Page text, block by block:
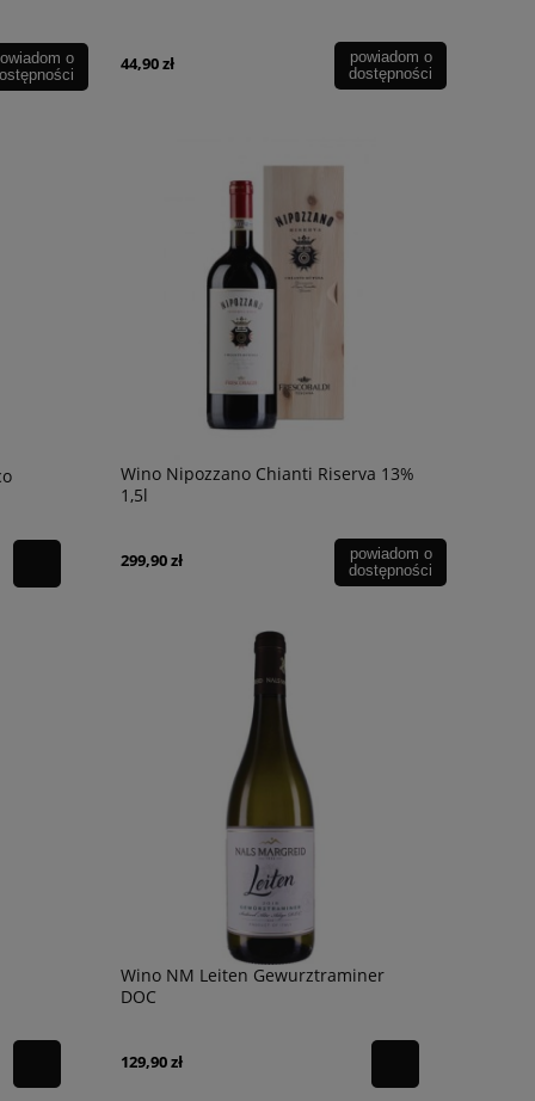
o
44,90 zł
powiadom o
dostępności
Wino Nipozzano Chianti Riserva 13%
1,5l
299,90 zł
powiadom o
dostępności
Wino NM Leiten Gewurztraminer
DOC
129,90 zł